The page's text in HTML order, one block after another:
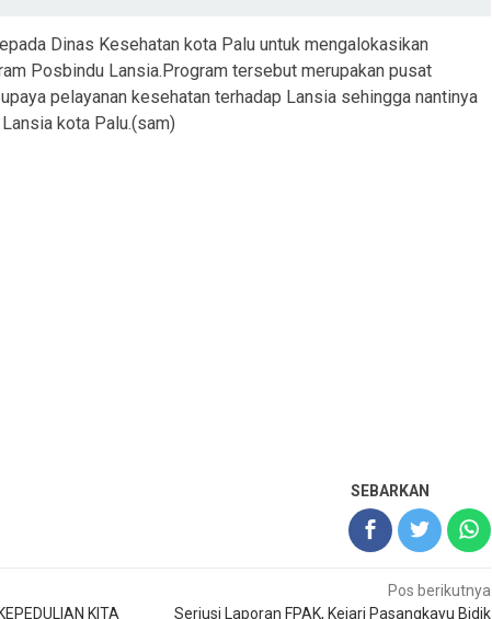
Dinas Kesehatan kota Palu untuk mengalokasikan
Posbindu Lansia.Program tersebut merupakan pusat
pelayanan kesehatan terhadap Lansia sehingga nantinya
kota Palu.(sam)
SEBARKAN
KITA
Pos berikutnya
Seriusi Laporan FPAK, Kejari Pasangkayu Bidik